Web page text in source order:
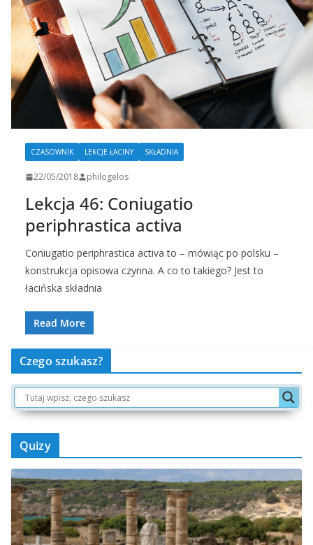
CZASOWNIK LEKCJE ŁACINY SKŁADNIA
22/05/2018 philogelos
Lekcja 46: Coniugatio
periphrastica activa
Coniugatio periphrastica activa to – mówiąc po polsku –
konstrukcja opisowa czynna. A co to takiego? Jest to
łacińska składnia
Read More
Czego szukasz?
Quizy